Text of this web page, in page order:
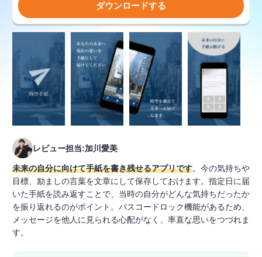
ダウンロードする
レビュー担当:加川愛美
未来の自分に向けて手紙を書き残せるアプリです。今の気持ちや
目標、励ましの言葉を文章にして保存しておけます。指定日に届
いた手紙を読み返すことで、当時の自分がどんな気持ちだったか
を振り返れるのがポイント。パスコードロック機能があるため、
メッセージを他人に見られる心配がなく、率直な思いをつづれま
す。